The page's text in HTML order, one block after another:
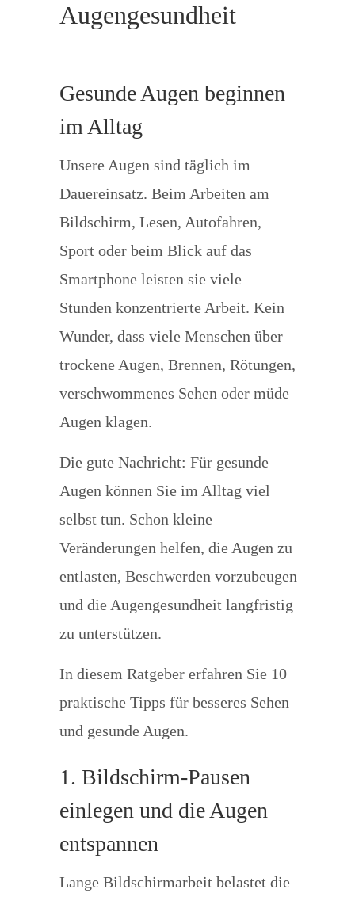
Augengesundheit
Gesunde Augen beginnen
im Alltag
Unsere Augen sind täglich im
Dauereinsatz. Beim Arbeiten am
Bildschirm, Lesen, Autofahren,
Sport oder beim Blick auf das
Smartphone leisten sie viele
Stunden konzentrierte Arbeit. Kein
Wunder, dass viele Menschen über
trockene Augen, Brennen, Rötungen,
verschwommenes Sehen oder müde
Augen klagen.
Die gute Nachricht: Für gesunde
Augen können Sie im Alltag viel
selbst tun. Schon kleine
Veränderungen helfen, die Augen zu
entlasten, Beschwerden vorzubeugen
und die Augengesundheit langfristig
zu unterstützen.
In diesem Ratgeber erfahren Sie 10
praktische Tipps für besseres Sehen
und gesunde Augen.
1. Bildschirm-Pausen
einlegen und die Augen
entspannen
Lange Bildschirmarbeit belastet die